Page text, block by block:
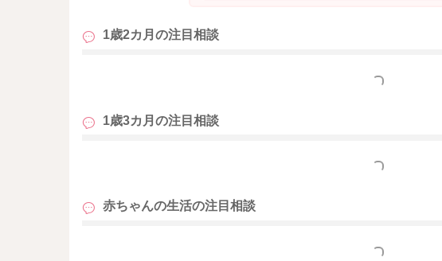
1歳2カ月の注目相談
もっと見る
1歳3カ月の注目相談
もっと見る
赤ちゃんの生活の注目相談
もっと見る